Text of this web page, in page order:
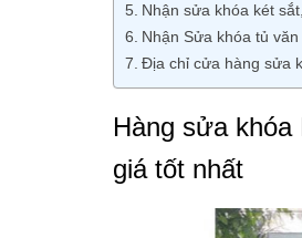
Nhận sửa khóa két
Nhận Sửa khóa tủ
Địa chỉ cửa hàng sửa
Hàng sửa
giá tốt nhất